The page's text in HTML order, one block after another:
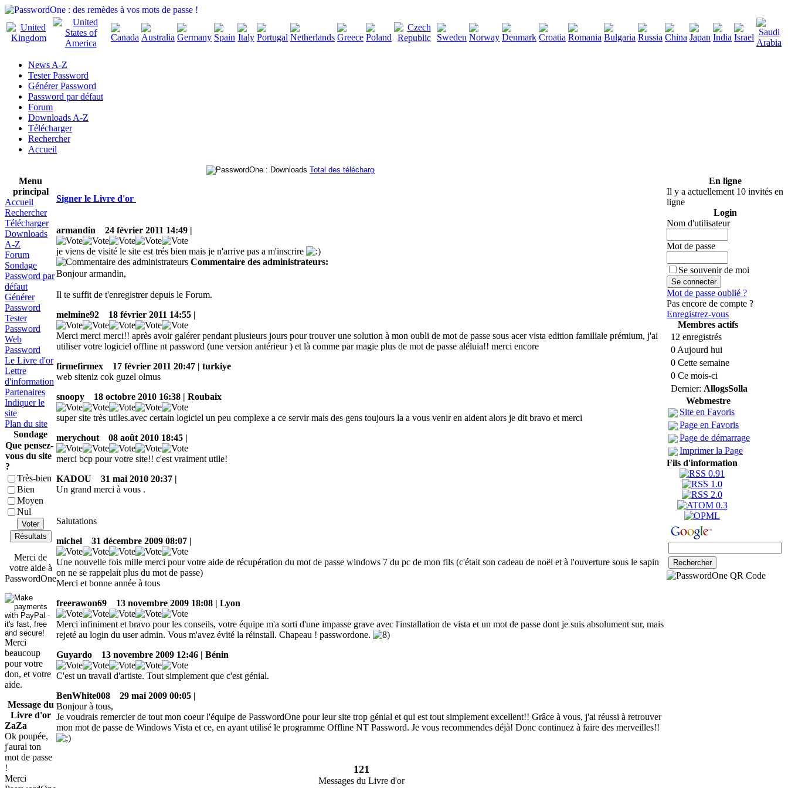
News A-Z
Tester Password
Générer Password
Password par défaut
Forum
Downloads A-Z
Télécharger
Rechercher
Accueil
Total des téléchargements
Menu
principal
Accueil
Rechercher
Télécharger
Downloads
A-Z
Forum
Sondage
Password par
défaut
Générer
Password
Tester
Password
Web
Password
Le Livre d'or
Lettre
d'information
Partenaires
Indiquer le
site
Plan du site
Sondage
Que pensez-
vous du site
?
Très-bien
Bien
Moyen
Nul
Voter
Résultats
Merci de
votre aide à
PasswordOne
Merci
beaucoup
pour votre
don, et votre
aide.
Message du
Livre d'or
ZaZa
Ok poupée,
j'aurai ton
mot de passe
!
Merci
Signer le Livre d'or
armandin 24 février 2011 14:49 |
je viens de visité le site est trés bien mais je n'arrive pas a m'inscrire
Commentaire des administrateurs:
Bonjour armandin,
Il te suffit de t'enregistrer depuis le Forum.
melmine92
18 février 2011 14:55 |
Merci merci merci!! après avoir galérer pendant plusieurs jours pour trouver une solution à mon oubli de mot de passe sous acer vista edition familiale prémium, j'ai
utiliser votre logiciel offline nt password (une version antérieur ) et là comme par magie plus de mot de passe aléluia!! merci encore
firmefirmex
17 février 2011 20:47 | turkiye
web siteniz cok guzel olmus
snoopy
18 octobre 2010 16:38 | Roubaix
super site très utiles.avec certain logiciel un peu complexe a ce servir mais des gens toujours la a vous venir en aident alors je dit bravo et merci
merychout
08 août 2010 18:45 |
merci bcp pour votre site!! c'est vraiment utile!
KADOU
31 mai 2010 20:37 |
Un grand merci à vous .
Salutations
michel
31 décembre 2009 08:07 |
Une nouvelle fois mille merci pour votre aide de récupération du mot de passe windows 7 du pc de mon fils (c'était son cadeau de noël et à l'ouverture sous le sapin
on ne se rappelait plus du mot de passe)
Merci et bonne année à tous
freerawon69
13 novembre 2009 18:08 | Lyon
Merci infiniment et bravo pour les conseils, votre équipe m'a sorti d'une impasse grave avec l'installation de vista et un mot de passe dont je suis absolument sur, mais
rejeté au login du user admin. Vous m'avez évité la réinstall. Chapeau ! passwordone.
Guyardo
13 novembre 2009 12:46 | Bénin
C'est un travail d'artiste. Tout simplement que c'est génial.
BenWhite008
29 mai 2009 00:05 |
Bonjour à tous,
Je voudrais remercier de tout mon coeur l'équipe de PasswordOne pour leur site trop génial et qui est tout simplement excellent!! Grâce à vous, j'ai réussi à retrouver
mon mot de passe de Windows Vista et ce, en ayant utilisé le programme Offline NT Password. Je vous recommendes déjà! Donc continuez à faire des merveilles!!
121
Messages du Livre d'or
En ligne
Il y a actuellement 10 invités en
ligne
Login
Nom d'utilisateur
Mot de passe
Se souvenir de moi
Mot de passe oublié ?
Pas encore de compte ?
Enregistrez-vous
Membres actifs
12 enregistrés
0 Aujourd hui
0 Cette semaine
0 Ce mois-ci
Dernier: AllogsSolla
Webmestre
Site en Favoris
Page en Favoris
Page de démarrage
Imprimer la Page
Fils d'information